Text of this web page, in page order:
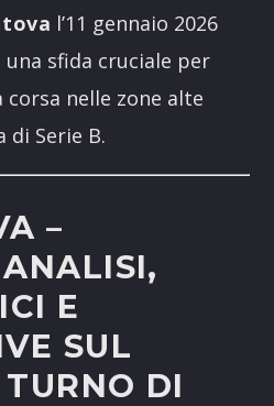
l’11 gennaio 2026
una sfida cruciale per
corsa nelle zone alte
di Serie B.
–
E
SUL
DI